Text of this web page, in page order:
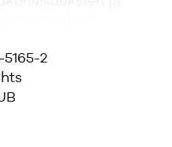
kuitenkin aivan
johtamisen ja
he arvioivat
ja huoliaan?
5165-2